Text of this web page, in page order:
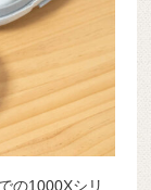
の1000Xシリ